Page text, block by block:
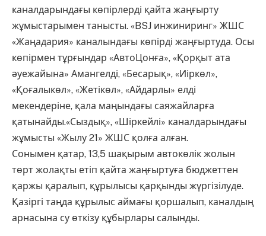
каналдарындағы көпірлерді қайта жаңғырту
жұмыстарымен танысты. «BSJ инжиниринг» ЖШС
«Жаңадария» каналындағы көпірді жаңғыртуда. Осы
көпірмен тұрғындар «АвтоЦонға», «Қорқыт ата
әуежайына» Амангелді, «Бесарық», «Иіркөл»,
«Қоғалыкөл», «Жетікөл», «Айдарлы» елді
мекендеріне, қала маңындағы саяжайларға
қатынайды.«Сыздық», «Шіркейлі» каналдарындағы
жұмысты «Жылу 21» ЖШС қолға алған.
Сонымен қатар, 13,5 шақырым автокөлік жолын
төрт жолақты етіп қайта жаңғыртуға бюджеттен
қаржы қаралып, құрылысы қарқынды жүргізілуде.
Қазіргі таңда құрылыс аймағы қоршалып, каналдың
арнасына су өткізу құбырлары салынды.